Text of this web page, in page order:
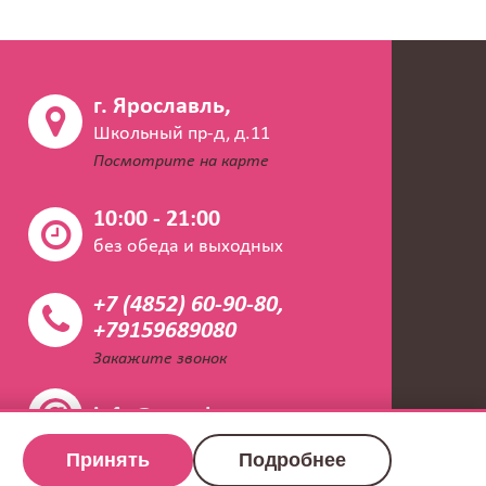
г. Ярославль,
Школьный пр-д, д.11
Посмотрите на карте
10:00 - 21:00
без обеда и выходных
+7 (4852) 60-90-80,
+79159689080
Закажите звонок
info@napoleon.vet
Принять Подробнее